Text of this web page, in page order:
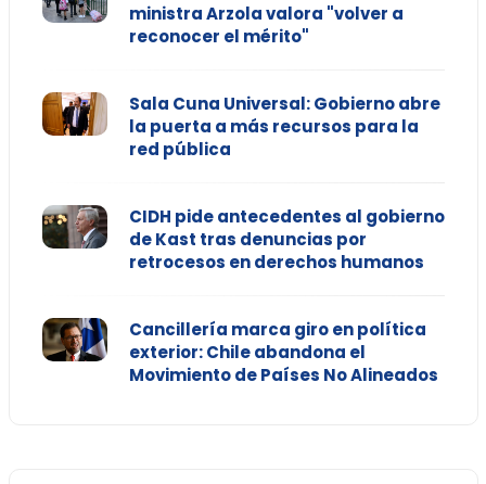
ministra Arzola valora "volver a
reconocer el mérito"
Sala Cuna Universal: Gobierno abre
la puerta a más recursos para la
red pública
CIDH pide antecedentes al gobierno
de Kast tras denuncias por
retrocesos en derechos humanos
Cancillería marca giro en política
exterior: Chile abandona el
Movimiento de Países No Alineados